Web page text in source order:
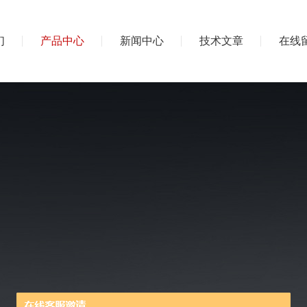
产品中心 新闻中心 技术文章 在线